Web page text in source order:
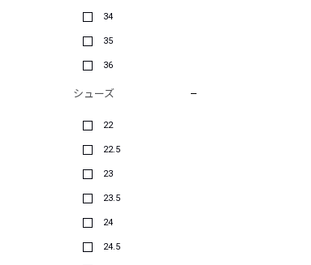
34
35
36
シューズ
22
22.5
23
23.5
24
24.5